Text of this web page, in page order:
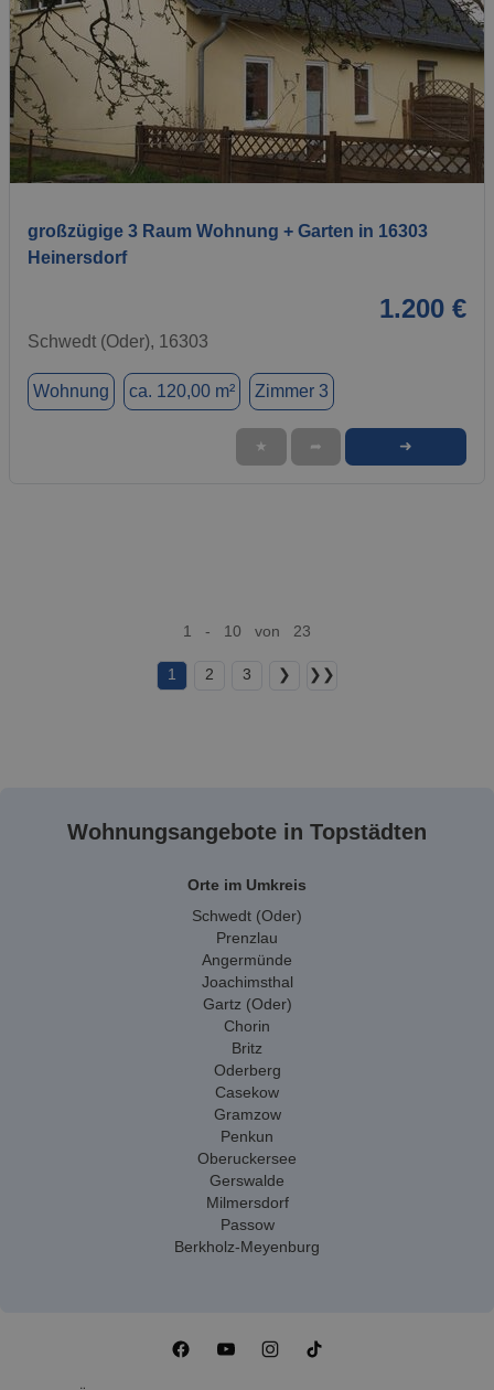
1 / 1
großzügige 3 Raum Wohnung + Garten in 16303
Heinersdorf
1.200 €
Schwedt (Oder), 16303
Wohnung ca. 120,00 m² Zimmer 3
★ ➦ ➜
1 - 10 von 23
1 2 3 ❯ ❯❯
Wohnungsangebote in Topstädten
Orte im Umkreis
Schwedt (Oder)
Prenzlau
Angermünde
Joachimsthal
Gartz (Oder)
Chorin
Britz
Oderberg
Casekow
Gramzow
Penkun
Oberuckersee
Gerswalde
Milmersdorf
Passow
Berkholz-Meyenburg